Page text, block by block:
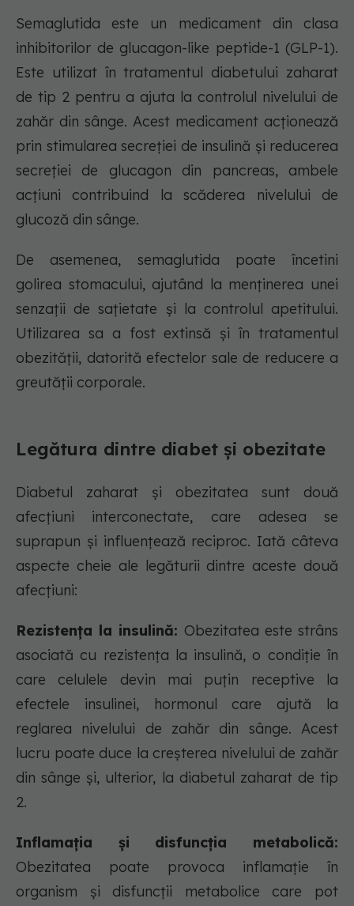
Semaglutida este un medicament din clasa
inhibitorilor de glucagon-like peptide-1 (GLP-1).
Este utilizat în tratamentul diabetului zaharat
de tip 2 pentru a ajuta la controlul nivelului de
zahăr din sânge. Acest medicament acționează
prin stimularea secreției de insulină și reducerea
secreției de glucagon din pancreas, ambele
acțiuni contribuind la scăderea nivelului de
glucoză din sânge.
De asemenea, semaglutida poate încetini
golirea stomacului, ajutând la menținerea unei
senzații de sațietate și la controlul apetitului.
Utilizarea sa a fost extinsă și în tratamentul
obezității, datorită efectelor sale de reducere a
greutății corporale.
Legătura dintre diabet și obezitate
Diabetul zaharat și obezitatea sunt două
afecțiuni interconectate, care adesea se
suprapun și influențează reciproc. Iată câteva
aspecte cheie ale legăturii dintre aceste două
afecțiuni:
Rezistența la insulină: Obezitatea este strâns
asociată cu rezistența la insulină, o condiție în
care celulele devin mai puțin receptive la
efectele insulinei, hormonul care ajută la
reglarea nivelului de zahăr din sânge. Acest
lucru poate duce la creșterea nivelului de zahăr
din sânge și, ulterior, la diabetul zaharat de tip
2.
Inflamația și disfuncția metabolică:
Obezitatea poate provoca inflamație în
organism și disfuncții metabolice care pot